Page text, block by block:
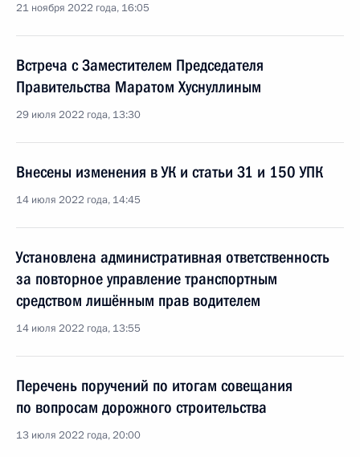
21 ноября 2022 года, 16:05
Встреча с Заместителем Председателя
Правительства Маратом Хуснуллиным
29 июля 2022 года, 13:30
Внесены изменения в УК и статьи 31 и 150 УПК
14 июля 2022 года, 14:45
Установлена административная ответственность
за повторное управление транспортным
средством лишённым прав водителем
14 июля 2022 года, 13:55
Перечень поручений по итогам совещания
по вопросам дорожного строительства
13 июля 2022 года, 20:00